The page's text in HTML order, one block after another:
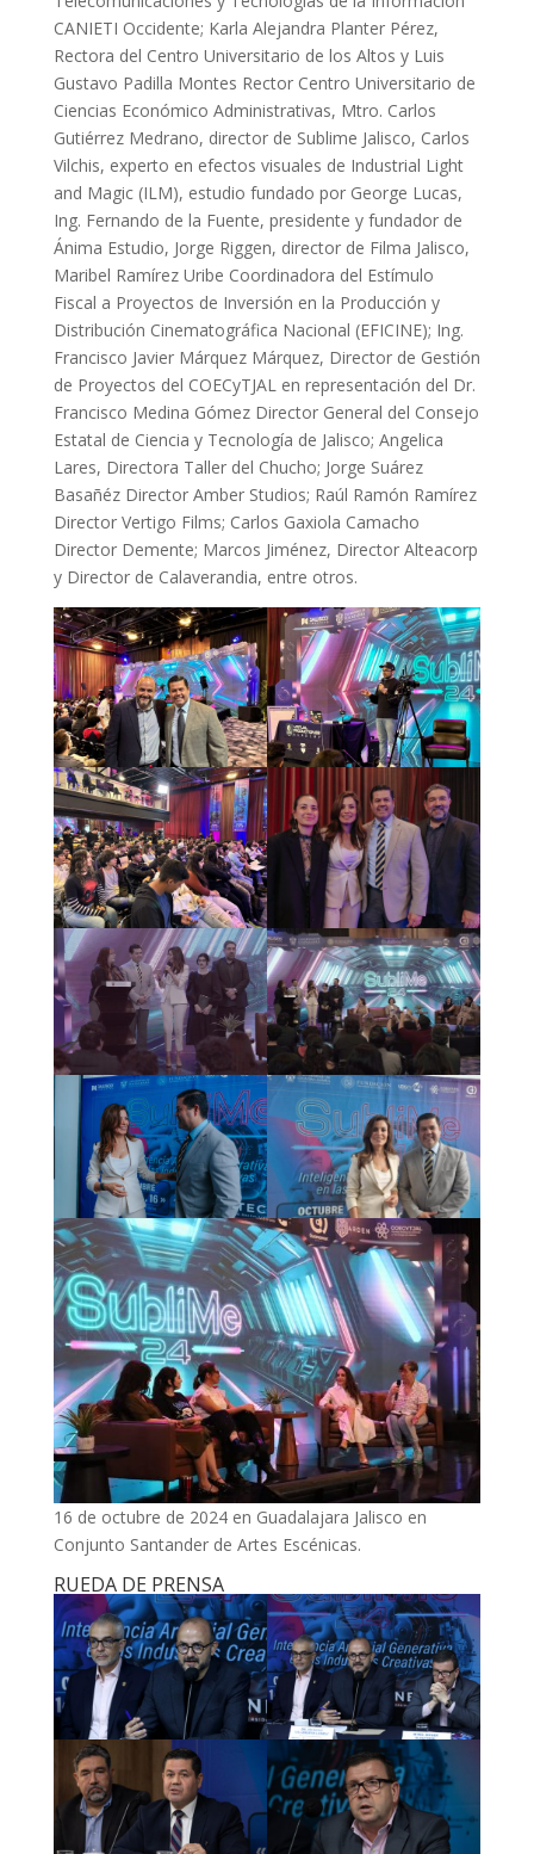
CANIETI Occidente; Karla Alejandra Planter Pérez,
Rectora del Centro Universitario de los Altos y Luis
Gustavo Padilla Montes Rector Centro Universitario de
Ciencias Económico Administrativas, Mtro. Carlos
Gutiérrez Medrano, director de Sublime Jalisco, Carlos
Vilchis, experto en efectos visuales de Industrial Light
and Magic (ILM), estudio fundado por George Lucas,
Ing. Fernando de la Fuente, presidente y fundador de
Ánima Estudio, Jorge Riggen, director de Filma Jalisco,
Maribel Ramírez Uribe Coordinadora del Estímulo
Fiscal a Proyectos de Inversión en la Producción y
Distribución Cinematográfica Nacional (EFICINE); Ing.
Francisco Javier Márquez Márquez, Director de Gestión
de Proyectos del COECyTJAL en representación del Dr.
Francisco Medina Gómez Director General del Consejo
Estatal de Ciencia y Tecnología de Jalisco; Angelica
Lares, Directora Taller del Chucho; Jorge Suárez
Basañéz Director Amber Studios; Raúl Ramón Ramírez
Director Vertigo Films; Carlos Gaxiola Camacho
Director Demente; Marcos Jiménez, Director Alteacorp
y Director de Calaverandia, entre otros.
16 de octubre de 2024 en Guadalajara Jalisco en
Conjunto Santander de Artes Escénicas.
RUEDA DE PRENSA